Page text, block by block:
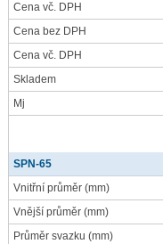
Cena vč. DPH
Cena bez DPH
Cena vč. DPH
Skladem
Mj
SPN-65
Vnitřní průměr (mm)
Vnější průměr (mm)
Průměr svazku (mm)